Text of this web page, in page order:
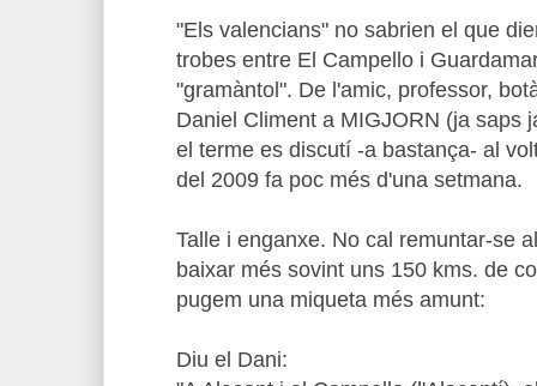
"Els valencians" no sabrien el que
trobes entre El Campello i
"gramàntol". De l'amic, professor,
Daniel Climent a MIGJORN (ja saps
el terme es discutí -a bastança- al
del 2009 fa poc més d'una setmana.
Talle i enganxe. No cal remuntar-se
baixar més sovint uns 150 kms. de
pugem una miqueta més amunt:
Diu el Dani: